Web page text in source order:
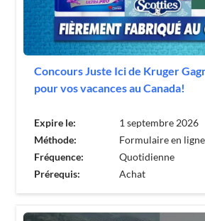
Concours Juste Ici de Kruger
pour vos vacances au Canada!
Expire le:
1 septembre 2026
Méthode:
Formulaire en ligne
Fréquence:
Quotidienne
Prérequis:
Achat